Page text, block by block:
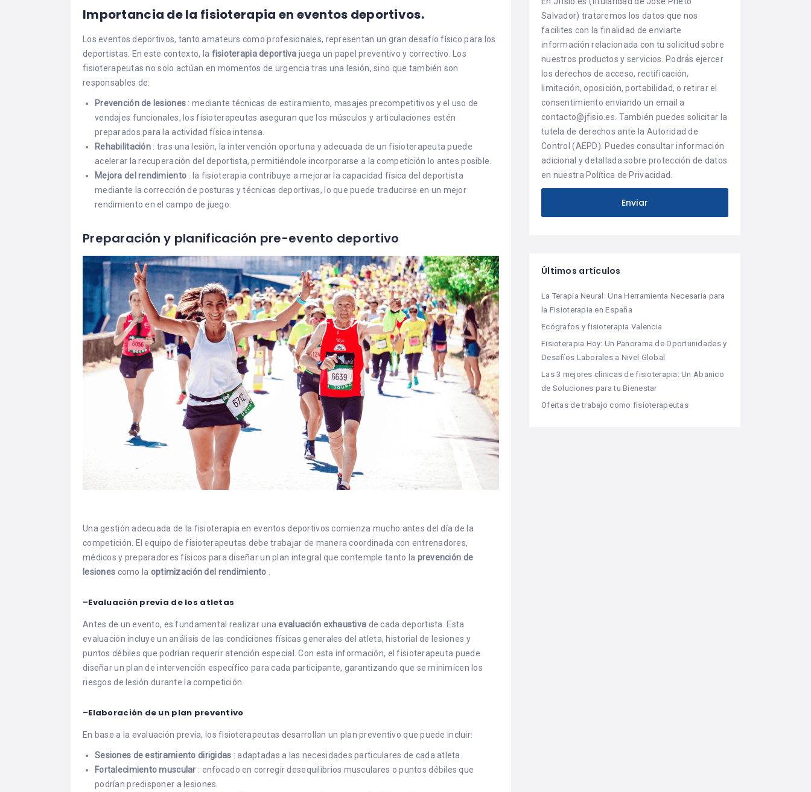
Importancia de la fisioterapia en eventos deportivos.
Los eventos deportivos, tanto amateurs como profesionales, representan un gran desafío físico para los
deportistas. En este contexto, la fisioterapia deportiva juega un papel preventivo y correctivo. Los
fisioterapeutas no solo actúan en momentos de urgencia tras una lesión, sino que también son
responsables de:
Prevención de lesiones : mediante técnicas de estiramiento, masajes precompetitivos y el uso de
vendajes funcionales, los fisioterapeutas aseguran que los músculos y articulaciones estén
preparados para la actividad física intensa.
Rehabilitación: tras una lesión, la intervención oportuna y adecuada de un fisioterapeuta puede
acelerar la recuperación del deportista, permitiéndole incorporarse a la competición lo antes posible.
Mejora del rendimiento : la fisioterapia contribuye a mejorar la capacidad física del deportista
mediante la corrección de posturas y técnicas deportivas, lo que puede traducirse en un mejor
rendimiento en el campo de juego.
Preparación y planificación pre-evento deportivo
Una gestión adecuada de la fisioterapia en eventos deportivos comienza mucho antes del día de la
competición. El equipo de fisioterapeutas debe trabajar de manera coordinada con entrenadores,
médicos y preparadores físicos para diseñar un plan integral que contemple tanto la prevención de
lesiones como la optimización del rendimiento
–Evaluación previa de los atletas
Antes de un evento, es fundamental realizar unaevaluación exhaustiva de cada deportista. Esta
evaluación incluye un análisis de las condiciones físicas generales del atleta, historial de lesiones y
puntos débiles que podrían requerir atención especial. Con esta información, el fisioterapeuta puede
diseñar un plan de intervención específico para cada participante, garantizando que se minimicen los
riesgos de lesión durante la competición.
–Elaboración de un plan preventivo
En base a la evaluación previa, los fisioterapeutas desarrollan un plan preventivo que puede incluir:
Sesiones de estiramiento dirigidas : adaptadas a las necesidades particulares de cada atleta.
Fortalecimiento muscular : enfocado en corregir desequilibrios musculares o puntos débiles que
podrían predisponer a lesiones.
Salvador) trataremos los datos que nos
facilites con la finalidad de enviarte
información relacionada con tu solicitud sobre
nuestros productos y servicios. Podrás ejercer
los derechos de acceso, rectificación,
limitación, oposición, portabilidad, o retirar el
consentimiento enviando un email a
contacto@jfisio.es. También puedes solicitar la
tutela de derechos ante la Autoridad de
Control (AEPD). Puedes consultar información
adicional y detallada sobre protección de datos
en nuestra Política de Privacidad.
Últimos artículos
La Terapia Neural: Una Herramienta Necesaria para
la Fisioterapia en España
Ecógrafos y fisioterapia Valencia
Fisioterapia Hoy: Un Panorama de Oportunidades y
Desafíos Laborales a Nivel Global
Las 3 mejores clínicas de fisioterapia: Un Abanico
de Soluciones para tu Bienestar
Ofertas de trabajo como fisioterapeutas